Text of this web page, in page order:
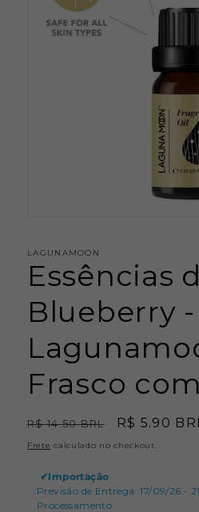
na
janela
modal
LAGUNAMOON
Essências
Blueberry -
Frasco
Preço
normal
R$ 14.50 BRL
Preço
R$ 5.90 BRL
Frete calculado no checkout.
✔Importação
Previsão de Entrega: 17/09/26 -
Processamento